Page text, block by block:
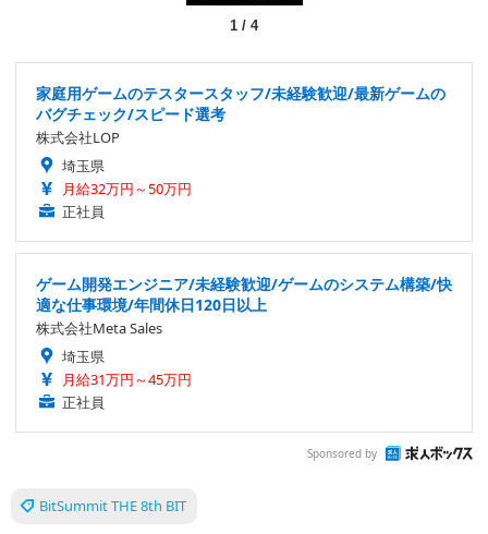
1/ 4
家庭用ゲームのテスタースタッフ/未経験歓迎/最新ゲームの
バグチェック/スピード選考
株式会社LOP
埼玉県
月給32万円～50万円
正社員
ゲーム開発エンジニア/未経験歓迎/ゲームのシステム構築/快
適な仕事環境/年間休日120日以上
株式会社Meta Sales
埼玉県
月給31万円～45万円
正社員
Sponsored by
BitSummit THE 8th BIT